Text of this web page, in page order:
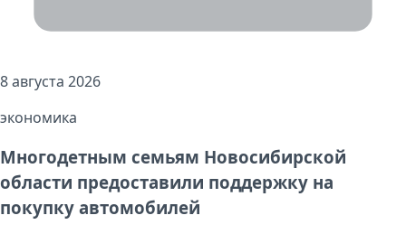
8 августа 2026
экономика
Многодетным семьям Новосибирской
области предоставили поддержку на
покупку автомобилей